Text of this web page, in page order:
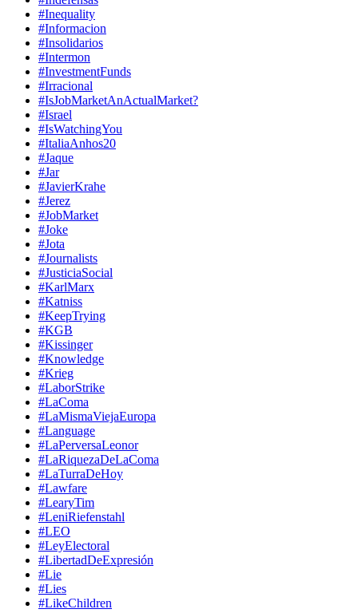
#Inequality
#Informacion
#Insolidarios
#Intermon
#InvestmentFunds
#Irracional
#IsJobMarketAnActualMarket?
#Israel
#IsWatchingYou
#ItaliaAnhos20
#Jaque
#Jar
#JavierKrahe
#Jerez
#JobMarket
#Joke
#Jota
#Journalists
#JusticiaSocial
#KarlMarx
#Katniss
#KeepTrying
#KGB
#Kissinger
#Knowledge
#Krieg
#LaborStrike
#LaComa
#LaMismaViejaEuropa
#Language
#LaPerversaLeonor
#LaRiquezaDeLaComa
#LaTurraDeHoy
#Lawfare
#LearyTim
#LeniRiefenstahl
#LEO
#LeyElectoral
#LibertadDeExpresión
#Lie
#Lies
#LikeChildren